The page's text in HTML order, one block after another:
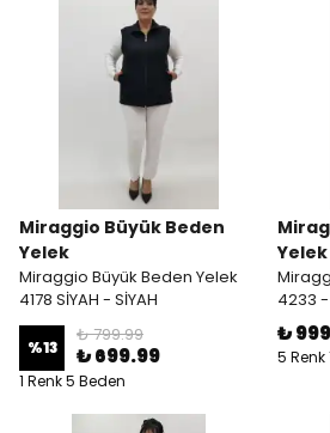
Miraggio Büyük Beden
Yelek
Miraggio Büyük Beden Yelek
4178 SİYAH - SİYAH
%13
₺ 799.99
₺ 699.99
1 Renk 5 Beden
Yelek
4233 -
₺
5 Renk